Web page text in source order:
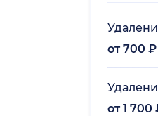
от 700 ₽
от 1 700